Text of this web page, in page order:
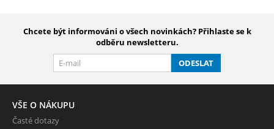
Chcete být informováni o všech novinkách? Přihlaste se k
odběru newsletteru.
ODESLAT
VŠE O NÁKUPU
Časté dotazy